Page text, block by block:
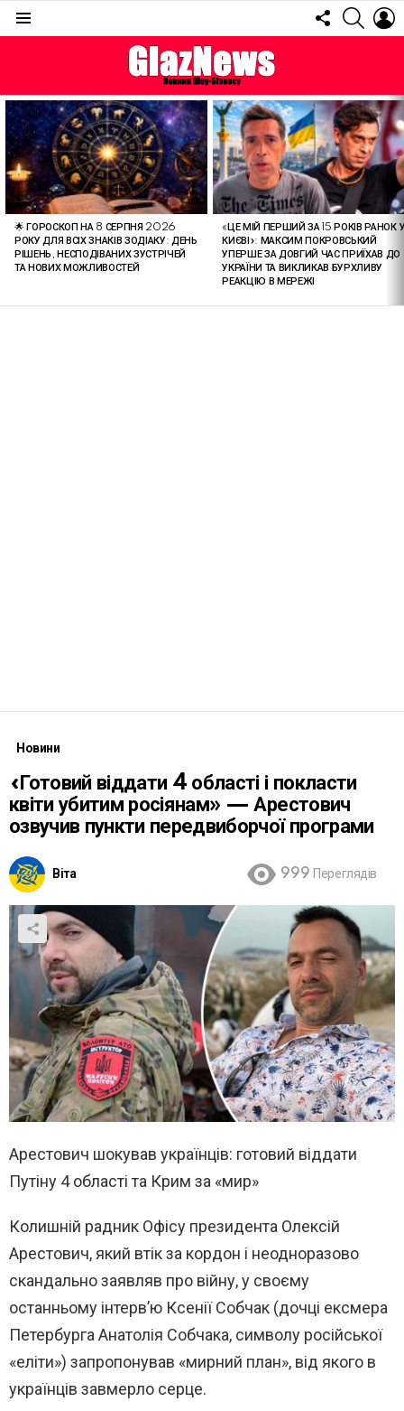
FOLLOW
US
ОСТАННІ
СТАТТІ
🌟 ГОРОСКОП НА 8 СЕРПНЯ 2026
РОКУ ДЛЯ ВСІХ ЗНАКІВ ЗОДІАКУ: ДЕНЬ
РІШЕНЬ, НЕСПОДІВАНИХ ЗУСТРІЧЕЙ
ТА НОВИХ МОЖЛИВОСТЕЙ
«ЦЕ МІЙ ПЕРШИЙ ЗА 15 РОКІВ РАНОК
КИЄВІ»: МАКСИМ ПОКРОВСЬКИЙ
УПЕРШЕ ЗА ДОВГИЙ ЧАС ПРИЇХАВ ДО
УКРАЇНИ ТА ВИКЛИКАВ БУРХЛИВУ
РЕАКЦІЮ В МЕРЕЖІ
Новини
«Готовий віддати 4 області і покласти
квіти убитим росіянам» — Арестович
озвучив пункти передвиборчої програми
Віта 999 Переглядів
Арестович шокував українців: готовий віддати
Путіну 4 області та Крим за «мир»
Колишній радник Офісу президента Олексій
Арестович, який втік за кордон і неодноразово
скандально заявляв про війну, у своєму
останньому інтерв’ю Ксенії Собчак (дочці ексмера
Петербурга Анатолія Собчака, символу російської
«еліти») запропонував «мирний план», від якого в
українців завмерло серце.